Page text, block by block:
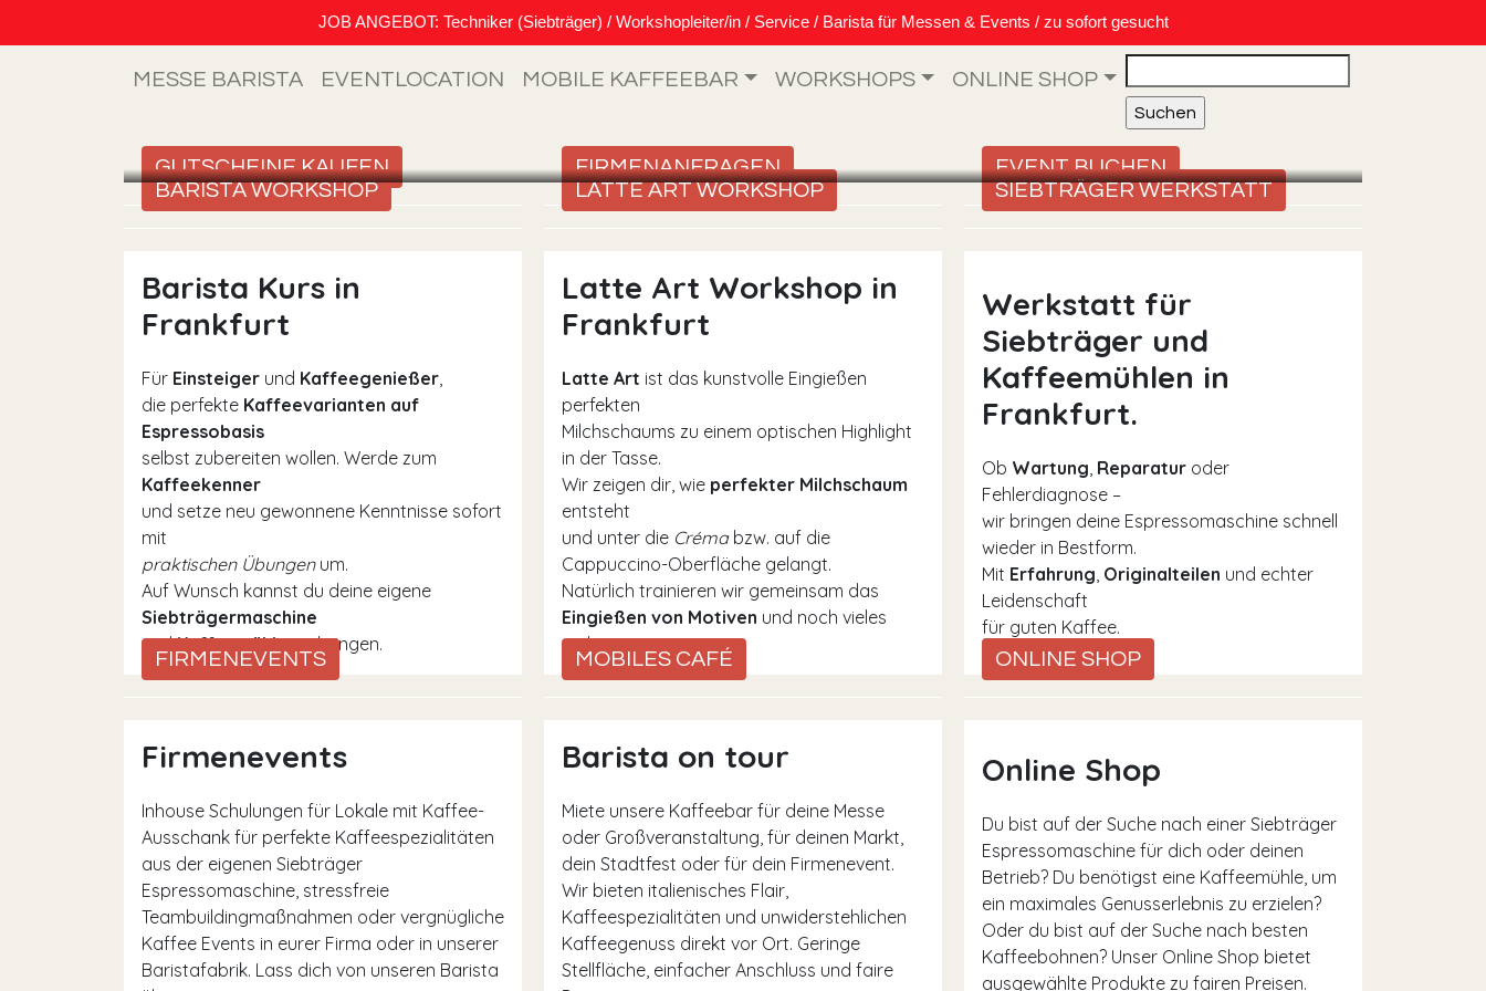
JOB ANGEBOT: Techniker (Siebträger) / Workshopleiter/in / Service / Barista für Messen & Events / zu sofort gesucht
MESSE BARISTA EVENTLOCATION MOBILE KAFFEEBAR WORKSHOPS ONLINE SHOP
GUTSCHEINE KAUFEN FIRMENANFRAGEN
EVENT BUCHEN
BARISTA WORKSHOP
LATTE ART WORKSHOP SIEBTRÄGER WERKSTATT
Barista Kurs in
Frankfurt
Für Einsteiger und Kaffeegenießer,
die perfekte Kaffeevarianten auf
Espressobasis
selbst zubereiten wollen. Werde zum
Kaffeekenner
und setze neu gewonnene Kenntnisse sofort
mit
praktischen Übungenum.
Auf Wunsch kannst du deine eigene
Siebträgermaschine
undKaffeemühlemitbringen.
Latte Art Workshop in
Frankfurt
Latte Art ist das kunstvolle Eingießen
perfekten
Milchschaums zu einem optischen Highlight
in der Tasse.
Wir zeigen dir, wie perfekter Milchschaum
entsteht
und unter die Crémabzw. auf die
Cappuccino-Oberfläche gelangt.
Natürlich trainieren wir gemeinsam das
Eingießen von Motiven und noch vieles
mehr.
Werkstatt für
Siebträger und
Kaffeemühlen in
Frankfurt.
Ob Wartung, Reparatur oder
Fehlerdiagnose –
wir bringen deine Espressomaschine schnell
wieder in Bestform.
Mit Erfahrung, Originalteilen und echter
Leidenschaft
für guten Kaffee.
FIRMENEVENTS
MOBILES CAFÉ ONLINE SHOP
Firmenevents
Inhouse Schulungen für Lokale mit Kaffee-
Ausschank für perfekte Kaffeespezialitäten
aus der eigenen Siebträger
Espressomaschine, stressfreie
Teambuildingmaßnahmen oder vergnügliche
Kaffee Events in eurer Firma oder in unserer
Baristafabrik. Lass dich von unseren Barista
Barista on tour
Miete unsere Kaffeebar für deine Messe
oder Großveranstaltung, für deinen Markt,
dein Stadtfest oder für dein Firmenevent.
Wir bieten italienisches Flair,
Kaffeespezialitäten und unwiderstehlichen
Kaffeegenuss direkt vor Ort. Geringe
Stellfläche, einfacher Anschluss und faire
Online Shop
Du bist auf der Suche nach einer Siebträger
Espressomaschine für dich oder deinen
Betrieb? Du benötigst eine Kaffeemühle, um
ein maximales Genusserlebnis zu erzielen?
Oder du bist auf der Suche nach besten
Kaffeebohnen? Unser Online Shop bietet
ausgewählte Produkte zu fairen Preisen.